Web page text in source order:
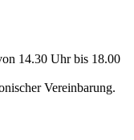
14.30 Uhr bis 18.00
Vereinbarung.